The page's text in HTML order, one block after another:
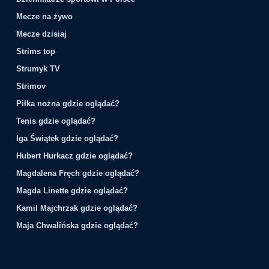
Mecze na żywo
Mecze dzisiaj
Strims top
Strumyk TV
Strimov
Piłka nożna gdzie oglądać?
Tenis gdzie oglądać?
Iga Świątek gdzie oglądać?
Hubert Hurkacz gdzie oglądać?
Magdalena Fręch gdzie oglądać?
Magda Linette gdzie oglądać?
Kamil Majchrzak gdzie oglądać?
Maja Chwalińska gdzie oglądać?